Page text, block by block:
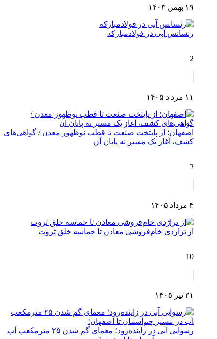
۱۹ بهمن ۱۴۰۳
رنسانس آبی در فولادمبارکه
2
۱۱ مرداد ۱۴۰۵
اصفهان؛ از پایتخت صنعت تا قطب نوظهور معدن / گواهی‌های
کشف، آغاز یک مسیر نه پایان آن
2
۴ مرداد ۱۴۰۵
از تراژدی خام‌فروشی معادن تا حماسه خلق ثروت
10
۳۱ تیر ۱۴۰۵
رسوایی آبی در زاینده‌رود؛ معمای گم شدن ۲۵ مترمکعب آب